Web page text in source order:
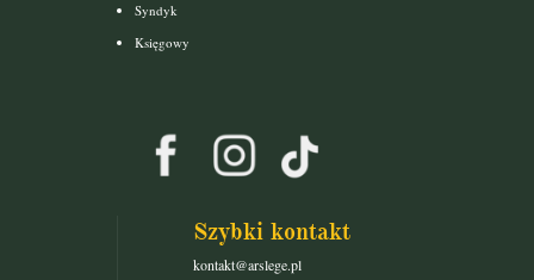
Syndyk
Księgowy
Szybki kontakt
kontakt@arslege.pl